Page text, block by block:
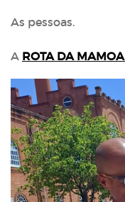
As pessoas.
A ROTA DA MAMOA